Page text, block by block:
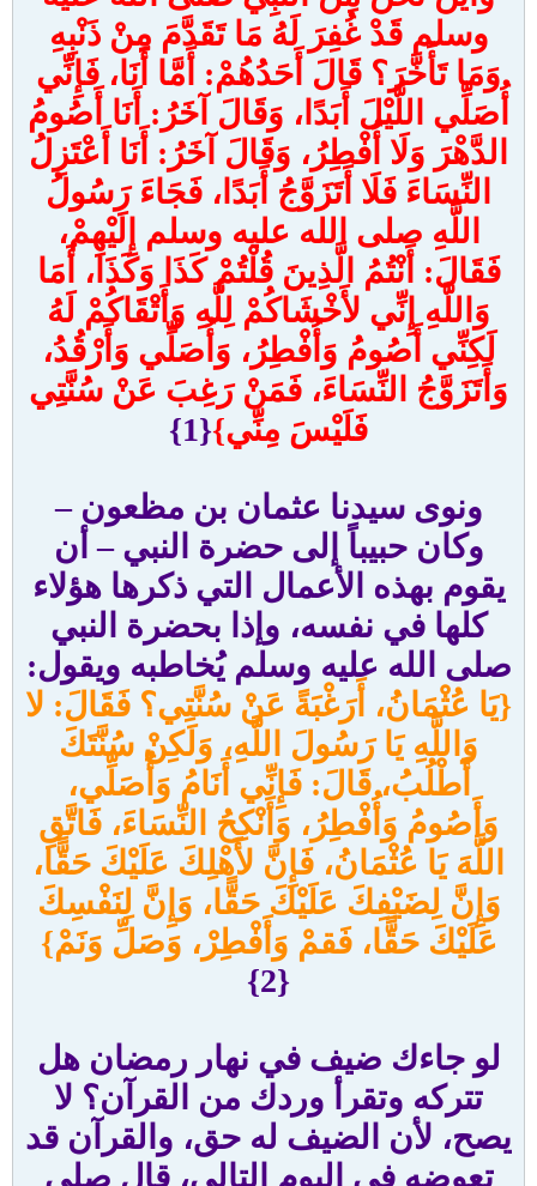
وسلم قَدْ غُفِرَ لَهُ مَا تَقَدَّمَ مِنْ ذَنْبِهِ
وَمَا تَأَخَّرَ؟ قَالَ أَحَدُهُمْ: أَمَّا أَنَا، فَإِنِّي
أُصَلِّي اللَّيْلَ أَبَدًا، وَقَالَ آخَرُ: أَنَا أَصُومُ
الدَّهْرَ وَلَا أُفْطِرُ، وَقَالَ آخَرُ: أَنَا أَعْتَزِلُ
النِّسَاءَ فَلَا أَتَزَوَّجُ أَبَدًا، فَجَاءَ رَسُولُ
اللَّهِ صلى الله عليه وسلم إِلَيْهِمْ،
فَقَالَ: أَنْتُمُ الَّذِينَ قُلْتُمْ كَذَا وَكَذَا، أَمَا
وَاللَّهِ إِنِّي لأَخْشَاكُمْ لِلَّهِ وَأَتْقَاكُمْ لَهُ
لَكِنِّي أَصُومُ وَأُفْطِرُ، وَأُصَلِّي وَأَرْقُدُ،
وَأَتَزَوَّجُ النِّسَاءَ، فَمَنْ رَغِبَ عَنْ سُنَّتِي
فَلَيْسَ مِنِّي}{1}
ونوى سيدنا عثمان بن مظعون –
وكان حبيباً إلى حضرة النبي – أن
يقوم بهذه الأعمال التي ذكرها هؤلاء
كلها في نفسه، وإذا بحضرة النبي
صلى الله عليه وسلم يُخاطبه ويقول:
{يَا عُثْمَانُ، أَرَغْبَةً عَنْ سُنَّتِي؟ فَقَالَ: لا
وَاللَّهِ يَا رَسُولَ اللَّهِ، وَلَكِنْ سُنَّتَكَ
أَطْلُبُ، قَالَ: فَإِنِّي أَنَامُ وَأُصَلِّي،
وَأَصُومُ وَأُفْطِرُ، وَأَنْكِحُ النِّسَاءَ، فَاتَّقِ
اللَّهَ يَا عُثْمَانُ، فَإِنَّ لأَهْلِكَ عَلَيْكَ حَقًّا،
وَإِنَّ لِضَيْفِكَ عَلَيْكَ حَقًّا، وَإِنَّ لِنَفْسِكَ
عَلَيْكَ حَقًّا، فَقمْ وَأَفْطِرْ، وَصَلِّ وَنَمْ}
{2}
لو جاءك ضيف في نهار رمضان هل
تتركه وتقرأ وردك من القرآن؟ لا
يصح، لأن الضيف له حق، والقرآن قد
تعوضه في اليوم التالي، قال صلى